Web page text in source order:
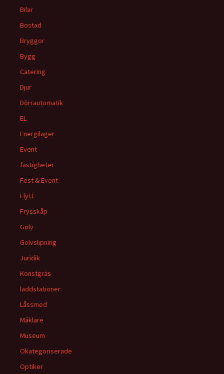
Bilar
Bostad
Bryggor
Bygg
Catering
Djur
Dörrautomatik
EL
Energilager
Event
fastigheter
Fest & Event
Flytt
Frysskåp
Golv
Golvslipning
Juridik
Konstgräs
laddstationer
Låssmed
Mäklare
Museum
Okategoriserade
Optiker